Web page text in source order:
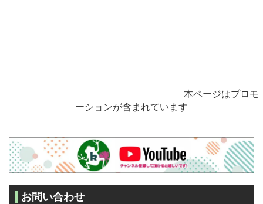
本ページはプロモ
ーションが含まれています
お問い合わせ